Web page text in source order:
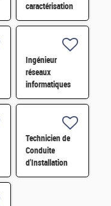
caractérisation
optique et RF
Ingénieur
réseaux
informatiques
de conduite
procédés H/F
Technicien de
Conduite
d'Installation
Sous-Système